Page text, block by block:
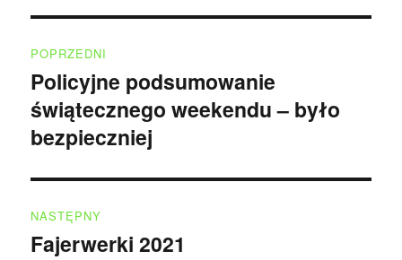
wpisu
POPRZEDNI
Poprzedni
wpis:
Policyjne podsumowanie
świątecznego weekendu – było
bezpieczniej
NASTĘPNY
Następny
Fajerwerki 2021